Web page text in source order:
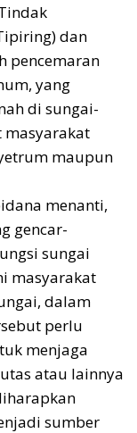
dan
pencemaran
yang
di sungai-
masyarakat
maupun
menanti,
gencar-
sungai
masyarakat
dalam
perlu
menjaga
atau lainnya
sumber